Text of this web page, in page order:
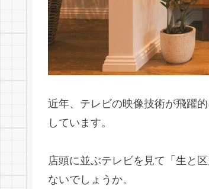
近年、テレビの映像技術が飛躍
しています。
店頭に並ぶテレビを見て「生と
ないでしょうか。